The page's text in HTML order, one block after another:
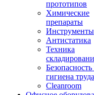
прототипов
Химические
препараты
Инструменты
Aнтистатика
Техника
Безопасность
гигиена труда
Cleanroom